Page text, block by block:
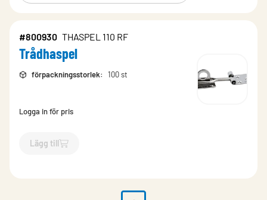
#800930 THASPEL 110 RF
Trådhaspel
förpackningsstorlek: 100 st
Logga in för pris
Lägg till
`$Lägg till